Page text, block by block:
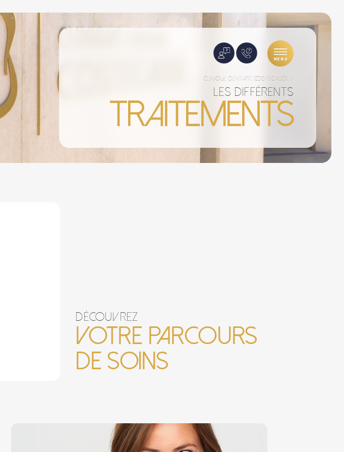
clinique dentaire costecaude
les différents
Traitements
Découvrez
votre parcours
de soins